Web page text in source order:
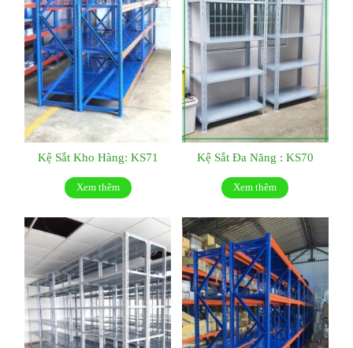
Kệ Sắt Kho Hàng: KS71
Xem thêm
Kệ Sắt Đa Năng : KS70
Xem thêm